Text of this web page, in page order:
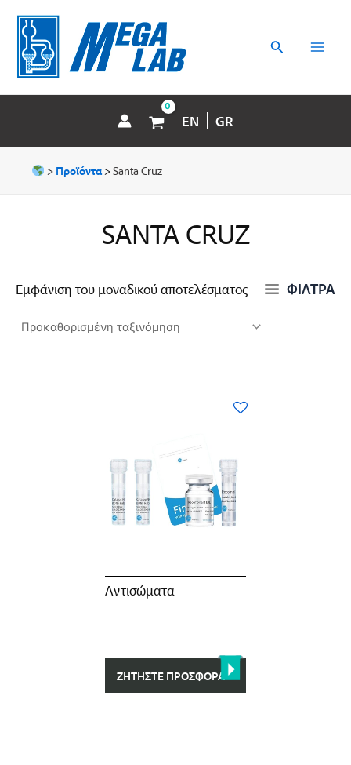
περιεχόμενο
Αναζήτηση
EN GR
> Προϊόντα>Santa Cruz
SANTA CRUZ
Εμφάνιση του μοναδικού αποτελέσματος ΦΙΛΤΡΑ
Αντισώματα
ΖΗΤΉΣΤΕ ΠΡΟΣΦΟΡΆ